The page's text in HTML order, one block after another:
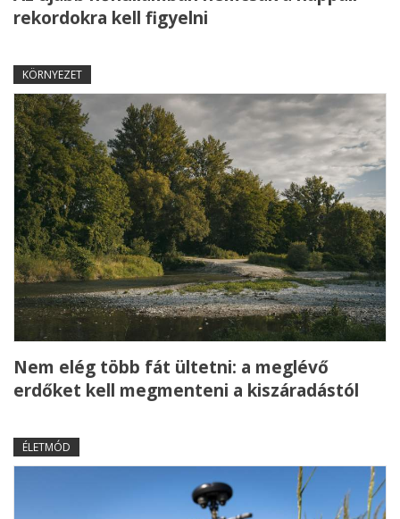
rekordokra kell figyelni
KÖRNYEZET
Nem elég több fát ültetni: a meglévő
erdőket kell megmenteni a kiszáradástól
ÉLETMÓD